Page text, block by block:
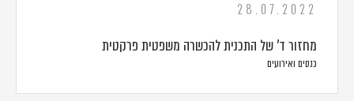
28.07.2022
מחזור ד' של התכנית להכשרה משפטית פרקטית
כנסים ואירועים